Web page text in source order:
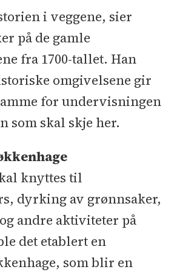
i veggene, sier
på de gamle
fra 1700-tallet. Han
omgivelsene gir
for undervisningen
som skal skje her.
knyttes til
dyrking av grønnsaker,
andre aktiviteter på
det etablert en
som blir en